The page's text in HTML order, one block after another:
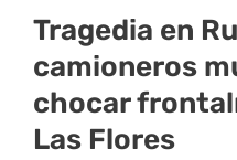
Tragedia en
camioneros
chocar
Las Flores